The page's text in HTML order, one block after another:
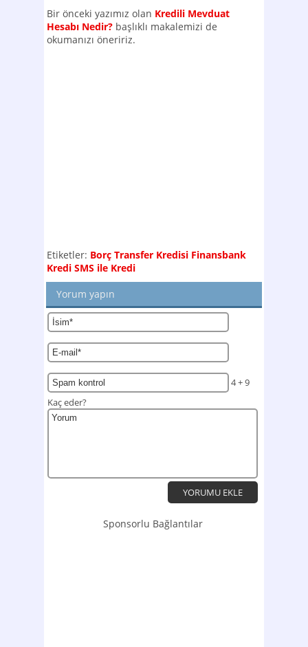
Bir önceki yazımız olan Kredili Mevduat
Hesabı Nedir? başlıklı makalemizi de
okumanızı öneririz.
Etiketler: Borç Transfer Kredisi Finansbank
Kredi SMS ile Kredi
Yorum yapın
4 + 9
Kaç eder?
Sponsorlu Bağlantılar